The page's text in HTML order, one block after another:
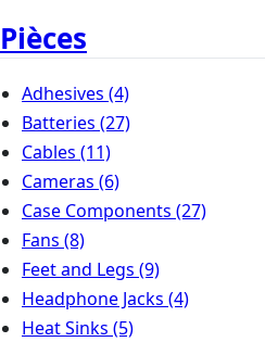
Pièces
Adhesives (4)
Batteries (27)
Cables (11)
Cameras (6)
Case Components (27)
Fans (8)
Feet and Legs (9)
Headphone Jacks (4)
Heat Sinks (5)